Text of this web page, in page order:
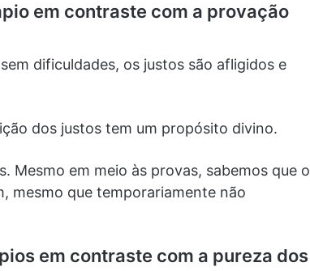
em contraste com a provação
dificuldades, os justos são afligidos e
dos justos tem um propósito divino.
Mesmo em meio às provas, sabemos que o
mesmo que temporariamente não
em contraste com a pureza dos